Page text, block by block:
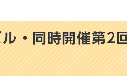
・同時開催第2